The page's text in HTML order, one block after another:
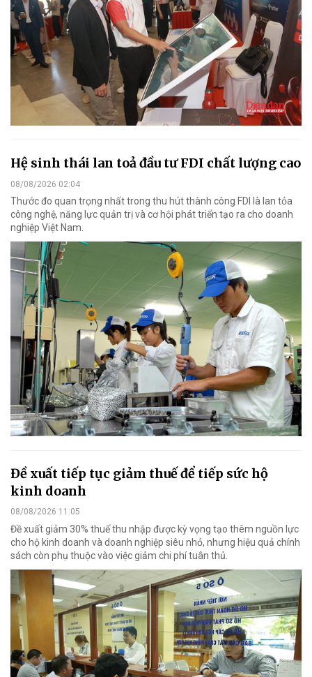
Hệ sinh thái lan toả đầu tư FDI chất lượng cao
08/08/2026 02:04
Thước đo quan trọng nhất trong thu hút thành công FDI là lan tỏa
công nghệ, năng lực quản trị và cơ hội phát triển tạo ra cho doanh
nghiệp Việt Nam.
Đề xuất tiếp tục giảm thuế để tiếp sức hộ
kinh doanh
08/08/2026 11:05
Đề xuất giảm 30% thuế thu nhập được kỳ vọng tạo thêm nguồn lực
cho hộ kinh doanh và doanh nghiệp siêu nhỏ, nhưng hiệu quả chính
sách còn phụ thuộc vào việc giảm chi phí tuân thủ.